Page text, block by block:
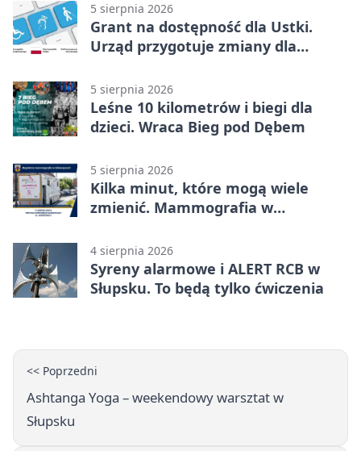
5 sierpnia 2026
Grant na dostępność dla Ustki.
Urząd przygotuje zmiany dla
5 sierpnia 2026
Leśne 10 kilometrów i biegi dla
dzieci. Wraca Bieg pod Dębem
5 sierpnia 2026
Kilka minut, które mogą wiele
zmienić. Mammografia w
4 sierpnia 2026
Syreny alarmowe i ALERT RCB w
Słupsku. To będą tylko ćwiczenia
<< Poprzedni
Ashtanga Yoga – weekendowy warsztat w
Słupsku